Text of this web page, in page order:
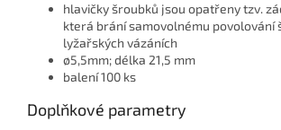
hlavičky šroubků jsou opatřeny tzv.
která brání samovolnému povolování
lyžařských vázáních
ø5,5mm; délka 21,5 mm
balení 100 ks
Doplňkové parametry